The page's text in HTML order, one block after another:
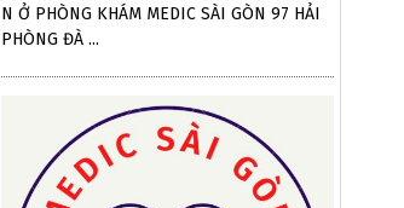
N Ở PHÒNG KHÁM MEDIC SÀI GÒN 97 HẢI
PHÒNG ĐÀ ...